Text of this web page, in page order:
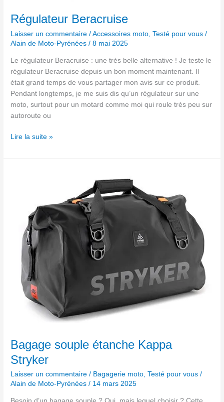
Régulateur Beracruise
Laisser un commentaire /Accessoires moto ,Testé pour vous /
Alain de Moto-Pyrénées/8 mai 2025
Le régulateur Beracruise : une très belle alternative ! Je teste le
régulateur Beracruise depuis un bon moment maintenant. Il
était grand temps de vous partager mon avis sur ce produit.
Pendant longtemps, je me suis dis qu’un régulateur sur une
moto, surtout pour un motard comme moi qui roule très peu sur
autoroute ou
Lire la suite »
Bagage souple étanche Kappa
Stryker
Laisser un commentaire / Bagagerie moto,Testé pour vous /
Alain de Moto-Pyrénées/ 14 mars 2025
Stryker